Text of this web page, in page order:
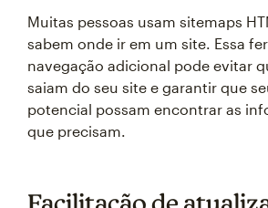
Muitas pessoas usam sitemaps
sabem onde ir em um site. Essa
navegação adicional pode evitar
saiam do seu site e garantir que
potencial possam encontrar as
que precisam.